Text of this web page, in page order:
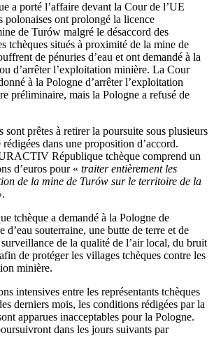
a porté l’affaire devant la Cour de l’UE
polonaises ont prolongé la licence
de Turów malgré le désaccord des
tchèques situés à proximité de la mine de
de pénuries d’eau et ont demandé à la
d’arrêter l’exploitation minière. La Cour
à la Pologne d’arrêter l’exploitation
préliminaire, mais la Pologne a refusé de
sont prêtes à retirer la poursuite sous plusieurs
dans une proposition d’accord.
République tchèque comprend un
d’euros pour « traiter entièrement les
de la mine de Turów sur le territoire de la
.
tchèque a demandé à la Pologne de
d’eau souterraine, une butte de terre et de
de la qualité de l’air local, du bruit
de protéger les villages tchèques contre les
minière.
intensives entre les représentants tchèques
derniers mois, les conditions rédigées par la
apparues inacceptables pour la Pologne.
dans les jours suivants par